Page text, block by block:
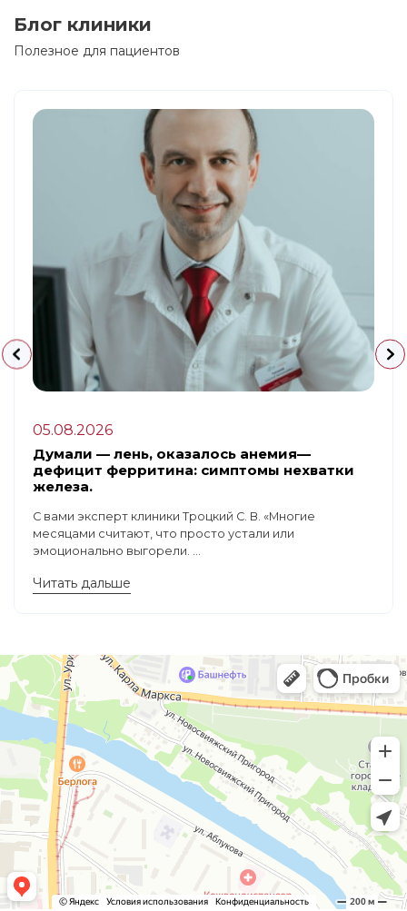
Блог клиники
Полезное для пациентов
05.08.2026
Думали — лень, оказалось анемия—
дефицит ферритина: симптомы нехватки
железа.
С вами эксперт клиники Троцкий С. В. «Многие
месяцами считают, что просто устали или
эмоционально выгорели. ...
Читать дальше